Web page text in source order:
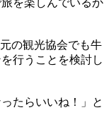
の観光協会でも牛
行うことを検討し
たらいいね！」と